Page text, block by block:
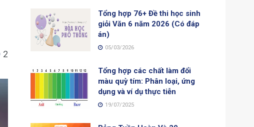
2
Tổng hợp 76+ Đề thi học sinh
giỏi Văn 6 năm 2026 (Có đáp
án)
05/03/2026
Tổng hợp các chất làm đổi
màu quỳ tím: Phân loại, ứng
dụng và ví dụ thực tiễn
19/07/2025